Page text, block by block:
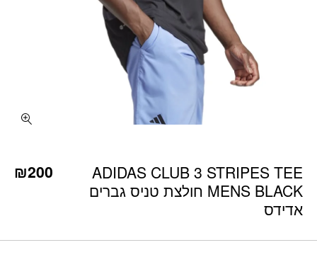
ADIDAS CLUB 3 STRIPES TEE
MENS BLACK חולצת טניס גברים
אדידס
₪200